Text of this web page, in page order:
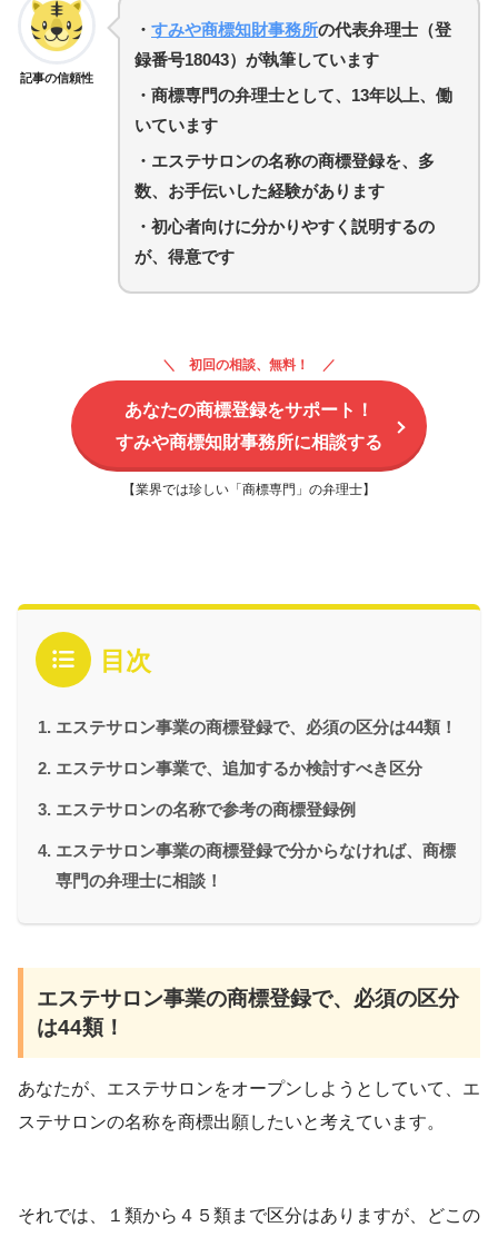
記事の信頼性
・ すみや商標知財事務所の代表弁理士（登
録番号18043）が執筆しています
・商標専門の弁理士として、13年以上、働
いています
・エステサロンの名称の商標登録を、多
数、お手伝いした経験があります
・初心者向けに分かりやすく説明するの
が、得意です
初回の相談、無料！
あなたの商標登録をサポート！
すみや商標知財事務所に相談する
【業界では珍しい「商標専門」の弁理士】
目次
エステサロン事業の商標登録で、必須の区分は44類！
エステサロン事業で、追加するか検討すべき区分
エステサロンの名称で参考の商標登録例
エステサロン事業の商標登録で分からなければ、商標
専門の弁理士に相談！
エステサロン事業の商標登録で、必須の区分
は44類！
あなたが、エステサロンをオープンしようとしていて、エ
ステサロンの名称を商標出願したいと考えています。
それでは、１類から４５類まで区分はありますが、どこの